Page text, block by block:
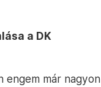
a DK
engem már nagyon